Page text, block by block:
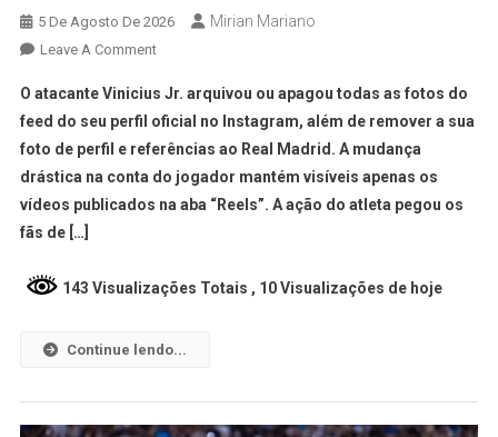
5 De Agosto De 2026 Mirian Mariano
Leave A Comment
O atacante Vinicius Jr. arquivou ou apagou todas as fotos do
feed do seu perfil oficial no Instagram, além de remover a sua
foto de perfil e referências ao Real Madrid. A mudança
drástica na conta do jogador mantém visíveis apenas os
vídeos publicados na aba “Reels”. A ação do atleta pegou os
fãs de […]
143 Visualizações Totais , 10 Visualizações de hoje
Continue lendo...